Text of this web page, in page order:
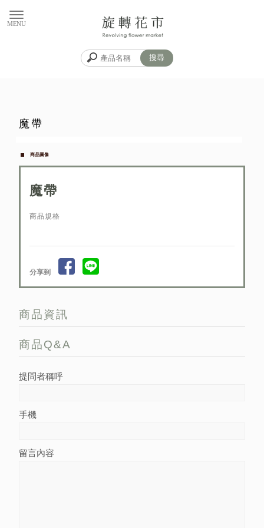
魔帶
商品圖像
魔帶
商品規格
分享到
商品資訊
商品Q&A
提問者稱呼
手機
留言內容